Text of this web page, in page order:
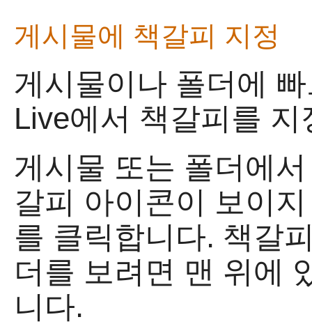
게시물에 책갈피 지정
게시물이나 폴더에
Live에서 책갈피를
게시물 또는 폴더에
갈피 아이콘이 보이
를 클릭합니다. 책갈
더를 보려면 맨 위에
니다.